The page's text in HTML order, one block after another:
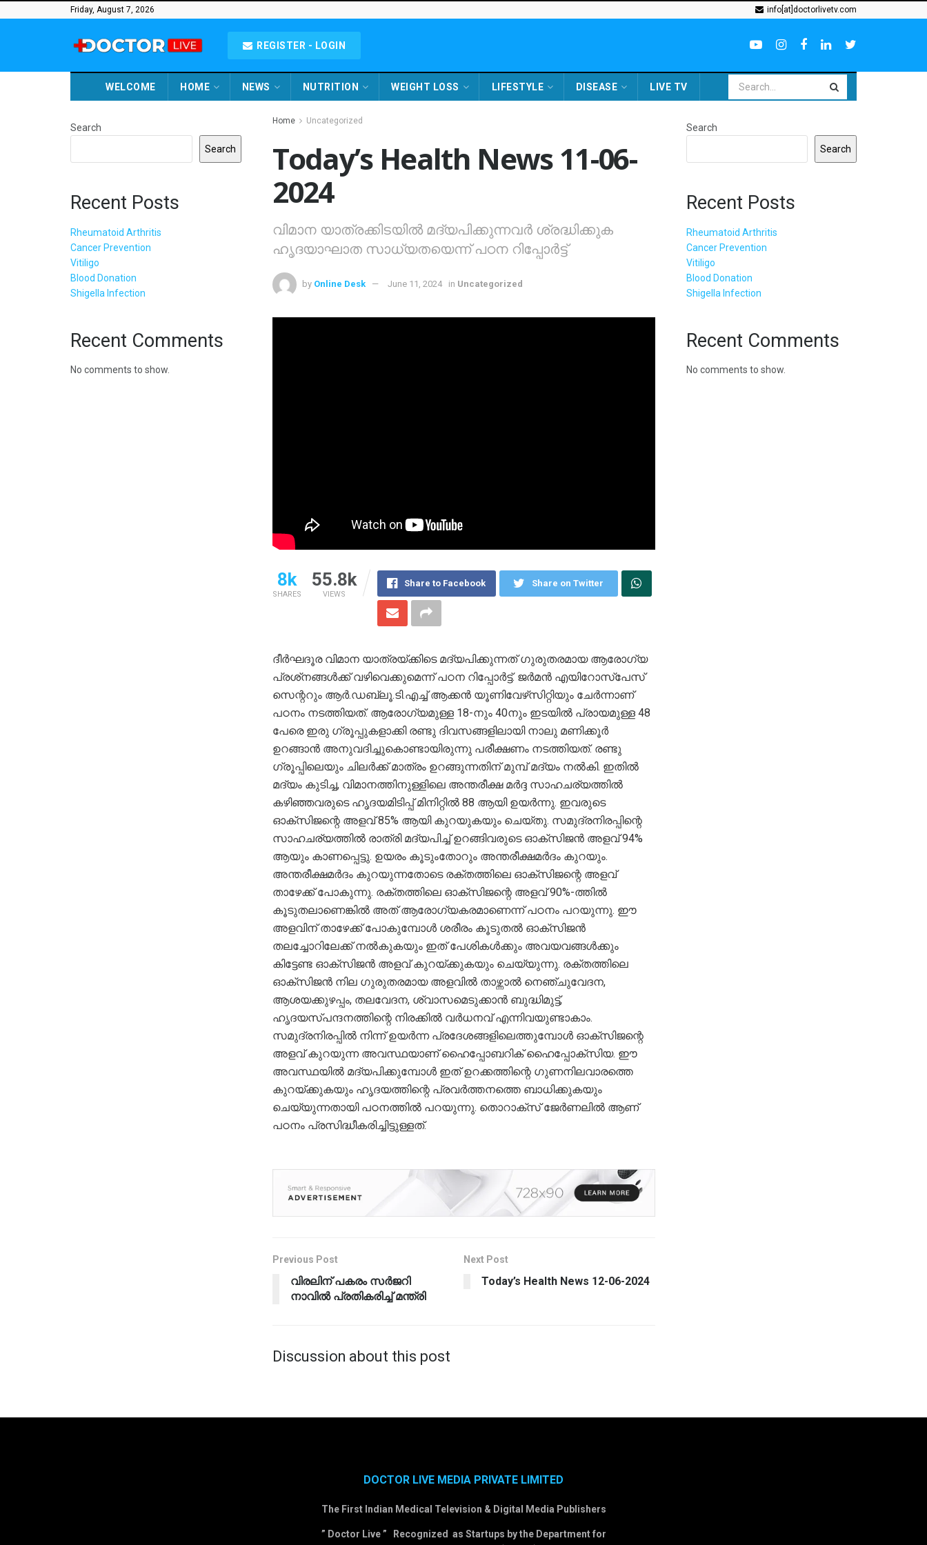
Friday, August 7, 2026 info[at]doctorlivetv.com
REGISTER - LOGIN
WELCOME HOME NEWS NUTRITION WEIGHT LOSS LIFESTYLE DISEASE LIVE TV
Home Uncategorized
Today’s Health News 11-06-
2024
വിമാന യാത്രക്കിടയിൽ മദ്യപിക്കുന്നവർ ശ്രദ്ധിക്കുക
ഹൃദയാഘാത സാധ്യതയെന്ന് പഠന റിപ്പോർട്ട്
by Online Desk June 11, 2024 in Uncategorized
8k
SHARES
55.8k
VIEWS
Share to Facebook Share on Twitter
ദീർഘദൂര വിമാന യാത്രയ്ക്കിടെ മദ്യപിക്കുന്നത് ഗുരുതരമായ ആരോഗ്യ
പ്രശ്‌നങ്ങൾക്ക് വഴിവെക്കുമെന്ന് പഠന റിപ്പോർട്ട്. ജർമൻ എയിറോസ്‌പേസ്
സെന്ററും ആർ.ഡബ്ലൂ.ടി.എച്ച് ആക്കൻ യൂണിവേഴ്‌സിറ്റിയും ചേർന്നാണ്
പഠനം നടത്തിയത്. ആരോഗ്യമുള്ള 18-നും 40നും ഇടയിൽ പ്രായമുള്ള 48
പേരെ ഇരു ഗ്രൂപ്പുകളാക്കി രണ്ടു ദിവസങ്ങളിലായി നാലു മണിക്കൂർ
ഉറങ്ങാൻ അനുവദിച്ചുകൊണ്ടായിരുന്നു പരീക്ഷണം നടത്തിയത്. രണ്ടു
ഗ്രൂപ്പിലെയും ചിലർക്ക് മാത്രം ഉറങ്ങുന്നതിന് മുമ്പ് മദ്യം നൽകി. ഇതിൽ
മദ്യം കുടിച്ച, വിമാനത്തിനുള്ളിലെ അന്തരീക്ഷ മർദ്ദ സാഹചര്യത്തിൽ
കഴിഞ്ഞവരുടെ ഹൃദയമിടിപ്പ് മിനിറ്റിൽ 88 ആയി ഉയർന്നു. ഇവരുടെ
ഓക്‌സിജന്റെ അളവ് 85% ആയി കുറയുകയും ചെയ്തു. സമുദ്രനിരപ്പിന്റെ
സാഹചര്യത്തിൽ രാത്രി മദ്യപിച്ച് ഉറങ്ങിവരുടെ ഓക്‌സിജൻ അളവ് 94%
ആയും കാണപ്പെട്ടു. ഉയരം കൂടുംതോറും അന്തരീക്ഷമർദം കുറയും.
അന്തരീക്ഷമർദം കുറയുന്നതോടെ രക്തത്തിലെ ഓക്‌സിജന്റെ അളവ്
താഴേക്ക് പോകുന്നു. രക്തത്തിലെ ഓക്‌സിജന്റെ അളവ് 90%-ത്തിൽ
കൂടുതലാണെങ്കിൽ അത് ആരോഗ്യകരമാണെന്ന് പഠനം പറയുന്നു. ഈ
അളവിന് താഴേക്ക് പോകുമ്പോൾ ശരീരം കൂടുതൽ ഓക്‌സിജൻ
തലച്ചോറിലേക്ക് നൽകുകയും ഇത് പേശികൾക്കും അവയവങ്ങൾക്കും
കിട്ടേണ്ട ഓക്‌സിജൻ അളവ് കുറയ്ക്കുകയും ചെയ്യുന്നു. രക്തത്തിലെ
ഓക്‌സിജൻ നില ഗുരുതരമായ അളവിൽ താഴ്ന്നാൽ നെഞ്ചുവേദന,
ആശയക്കുഴപ്പം, തലവേദന, ശ്വാസമെടുക്കാൻ ബുദ്ധിമുട്ട്,
ഹൃദയസ്പന്ദനത്തിന്റെ നിരക്കിൽ വർധനവ് എന്നിവയുണ്ടാകാം.
സമുദ്രനിരപ്പിൽ നിന്ന് ഉയർന്ന പ്രദേശങ്ങളിലെത്തുമ്പോൾ ഓക്‌സിജന്റെ
അളവ് കുറയുന്ന അവസ്ഥയാണ് ഹൈപ്പോബറിക് ഹൈപ്പോക്‌സിയ. ഈ
അവസ്ഥയിൽ മദ്യപിക്കുമ്പോൾ ഇത് ഉറക്കത്തിന്റെ ഗുണനിലവാരത്തെ
കുറയ്ക്കുകയും ഹൃദയത്തിന്റെ പ്രവർത്തനത്തെ ബാധിക്കുകയും
ചെയ്യുന്നതായി പഠനത്തിൽ പറയുന്നു. തൊറാക്‌സ് ജേർണലിൽ ആണ്
പഠനം പ്രസിദ്ധീകരിച്ചിട്ടുള്ളത്.
Previous Post
വിരലിന് പകരം സർജറി
നാവിൽ പ്രതികരിച്ച് മന്ത്രി
Next Post
Today’s Health News 12-06-2024
Discussion about this post
Search
Search
Recent Posts
Rheumatoid Arthritis
Cancer Prevention
Vitiligo
Blood Donation
Shigella Infection
Recent Comments
No comments to show.
Search
Search
Recent Posts
Rheumatoid Arthritis
Cancer Prevention
Vitiligo
Blood Donation
Shigella Infection
Recent Comments
No comments to show.
DOCTOR LIVE MEDIA PRIVATE LIMITED
The First Indian Medical Television & Digital Media Publishers
” Doctor Live ” Recognized as Startups by the Department for